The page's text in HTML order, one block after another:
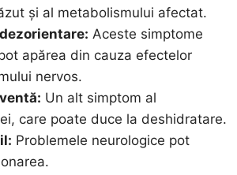
și al metabolismului afectat.
Aceste simptome
apărea din cauza efectelor
nervos.
Un alt simptom al
care poate duce la deshidratare.
Problemele neurologice pot